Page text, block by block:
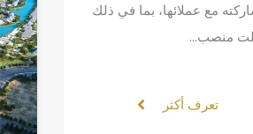
مع عملائها، بما في ذلك
منصب…
تعرف أكثر